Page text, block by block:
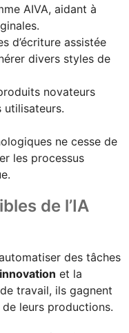
AIVA, aidant à
d’écriture assistée
divers styles de
novateurs
utilisateurs.
ne cesse de
les processus
de l’IA
des tâches
et la
travail, ils gagnent
leurs productions.